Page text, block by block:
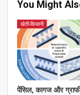
You Might
खेती-किसानी
पेंसिल, कागज और